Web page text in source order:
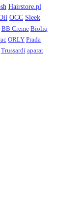
Hairstore.pl
OCC Sleek
BB Creme Bioliq
ORLY Prada
Trussardi aparat